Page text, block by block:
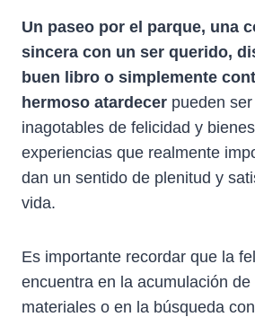
Un paseo por el parque, una
sincera con un ser querido,
buen libro o simplemente
hermoso atardecer pueden
inagotables de felicidad y
experiencias que realmente
dan un sentido de plenitud y
vida.
Es importante recordar que la
encuentra en la acumulación
materiales o en la búsqueda